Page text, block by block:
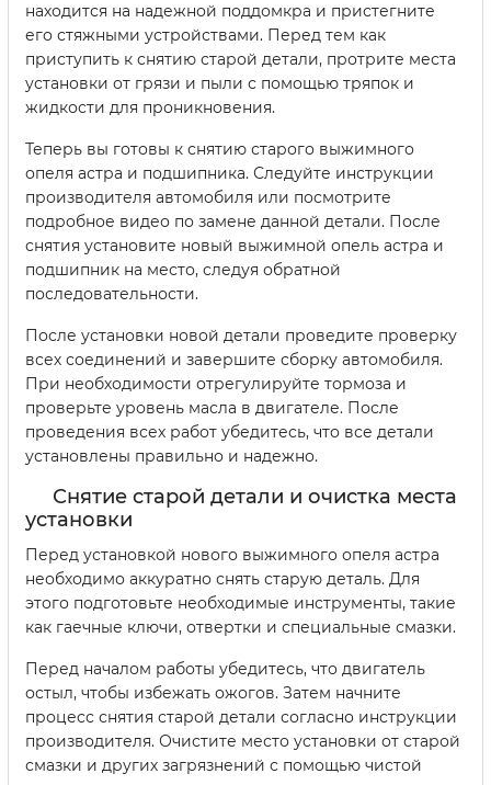
находится на надежной поддомкра и пристегните
его стяжными устройствами. Перед тем как
приступить к снятию старой детали, протрите места
установки от грязи и пыли с помощью тряпок и
жидкости для проникновения.
Теперь вы готовы к снятию старого выжимного
опеля астра и подшипника. Следуйте инструкции
производителя автомобиля или посмотрите
подробное видео по замене данной детали. После
снятия установите новый выжимной опель астра и
подшипник на место, следуя обратной
последовательности.
После установки новой детали проведите проверку
всех соединений и завершите сборку автомобиля.
При необходимости отрегулируйте тормоза и
проверьте уровень масла в двигателе. После
проведения всех работ убедитесь, что все детали
установлены правильно и надежно.
Снятие старой детали и очистка места
установки
Перед установкой нового выжимного опеля астра
необходимо аккуратно снять старую деталь. Для
этого подготовьте необходимые инструменты, такие
как гаечные ключи, отвертки и специальные смазки.
Перед началом работы убедитесь, что двигатель
остыл, чтобы избежать ожогов. Затем начните
процесс снятия старой детали согласно инструкции
производителя. Очистите место установки от старой
смазки и других загрязнений с помощью чистой